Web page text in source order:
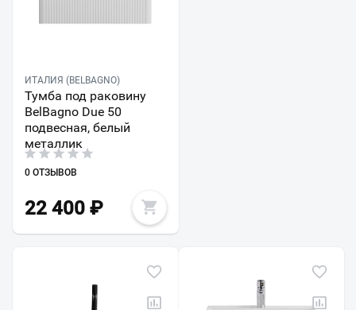
ИТАЛИЯ (BELBAGNO)
Тумба под раковину
BelBagno Due 50
подвесная, белый
металлик
0 ОТЗЫВОВ
22 400 ₽